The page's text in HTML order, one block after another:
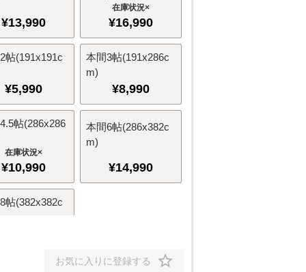
¥13,990
×
¥16,990
帖(191x191c
¥5,990
本間3帖(191x286c
m)
¥8,990
帖(286x286
×
¥10,990
本間6帖(286x382c
m)
¥14,990
帖(382x382c
お気に入りに登録する